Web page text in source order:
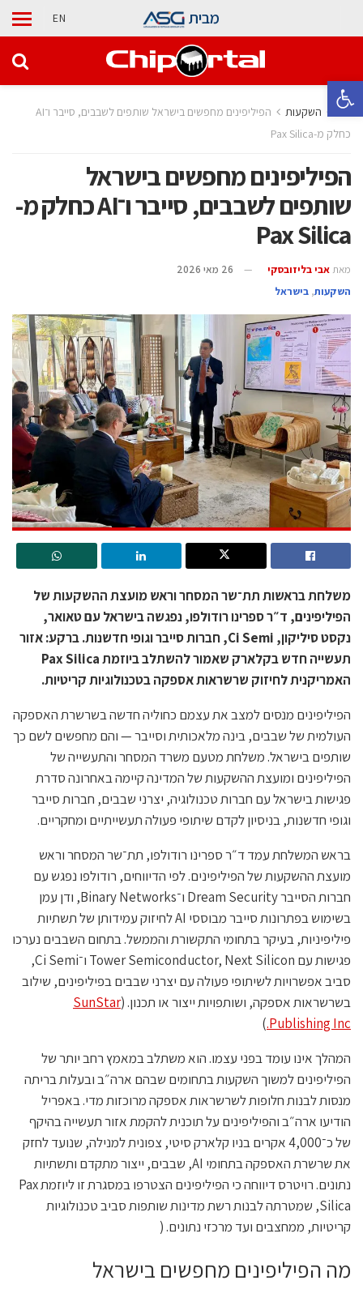
פתח סרגל נגישות
מבית EN
בית השקעות
הפיליפינים מחפשים בישראל שותפים לשבבים, סייבר ו־AI
כחלק מ-Pax Silica
הפיליפינים מחפשים בישראל
שותפים לשבבים, סייבר ו־AI כחלק מ-
Pax Silica
מאת אבי בליזובסקי
26 מאי 2026
השקעות, בישראל
משלחת בראשות תת־שר המסחר וראש מועצת ההשקעות של
הפיליפינים, ד״ר ספרינו רודולפו, נפגשה בישראל עם טאואר,
נקסט סיליקון, Ci Semi, חברות סייבר וגופי חדשנות. ברקע: אזור
תעשייה חדש בקלארק שאמור להשתלב ביוזמת Pax Silica
האמריקנית לחיזוק שרשראות אספקה בטכנולוגיות קריטיות.
הפיליפינים מנסים למצב את עצמם כחוליה חדשה בשרשרת האספקה
העולמית של שבבים, בינה מלאכותית וסייבר — והם מחפשים לשם כך
שותפים בישראל. משלחת מטעם משרד המסחר והתעשייה של
הפיליפינים ומועצת ההשקעות של המדינה קיימה באחרונה סדרת
פגישות בישראל עם חברות טכנולוגיה, יצרני שבבים, חברות סייבר
וגופי חדשנות, בניסיון לקדם שיתופי פעולה תעשייתיים ומחקריים.
בראש המשלחת עמד ד״ר ספרינו רודולפו, תת־שר המסחר וראש
מועצת ההשקעות של הפיליפינים. לפי הדיווחים, רודולפו נפגש עם
חברות הסייבר Dream Security ו־Binary Networks, ודן עמן
בשימוש בפתרונות סייבר מבוססי AI לחיזוק עמידותן של תשתיות
פיליפיניות, בעיקר בתחומי התקשורת והממשל. בתחום השבבים נערכו
פגישות עם Tower Semiconductor, Next Silicon ו־Ci Semi,
סביב אפשרויות לשיתופי פעולה עם יצרני שבבים בפיליפינים, שילוב
בשרשראות אספקה, ושותפויות ייצור או תכנון. (SunStar
Publishing Inc.
)
המהלך אינו עומד בפני עצמו. הוא משתלב במאמץ רחב יותר של
הפיליפינים למשוך השקעות בתחומים שבהם ארה״ב ובעלות בריתה
מנסות לבנות חלופות לשרשראות אספקה מרוכזות מדי. באפריל
הודיעו ארה״ב והפיליפינים על תוכנית להקמת אזור תעשייה בהיקף
של כ־4,000 אקרים בניו קלארק סיטי, צפונית למנילה, שנועד לחזק
את שרשרת האספקה בתחומי AI, שבבים, ייצור מתקדם ותשתיות
נתונים. רויטרס דיווחה כי הפיליפינים הצטרפו במסגרת זו ליוזמת Pax
Silica, שמטרתה לבנות רשת מדינות שותפות סביב טכנולוגיות
קריטיות, ממחצבים ועד מרכזי נתונים. (
מה הפיליפינים מחפשים בישראל